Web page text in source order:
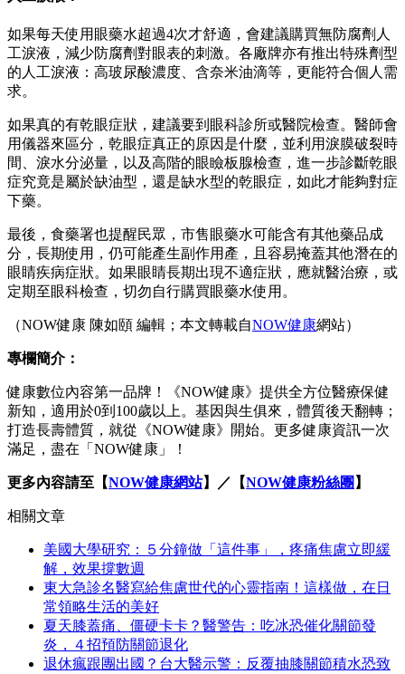
如果每天使用眼藥水超過4次才舒適，會建議購買無防腐劑人
工淚液，減少防腐劑對眼表的刺激。各廠牌亦有推出特殊劑型
的人工淚液：高玻尿酸濃度、含奈米油滴等，更能符合個人需
求。
如果真的有乾眼症狀，建議要到眼科診所或醫院檢查。醫師會
用儀器來區分，乾眼症真正的原因是什麼，並利用淚膜破裂時
間、淚水分泌量，以及高階的眼瞼板腺檢查，進一步診斷乾眼
症究竟是屬於缺油型，還是缺水型的乾眼症，如此才能夠對症
下藥。
最後，食藥署也提醒民眾，市售眼藥水可能含有其他藥品成
分，長期使用，仍可能產生副作用產，且容易掩蓋其他潛在的
眼睛疾病症狀。如果眼睛長期出現不適症狀，應就醫治療，或
定期至眼科檢查，切勿自行購買眼藥水使用。
（NOW健康 陳如頤 編輯；本文轉載自NOW健康網站）
專欄簡介：
健康數位內容第一品牌！《NOW健康》提供全方位醫療保健
新知，適用於0到100歲以上。基因與生俱來，體質後天翻轉；
打造長壽體質，就從《NOW健康》開始。更多健康資訊一次
滿足，盡在「NOW健康」！
更多內容請至【NOW健康網站】／【NOW健康粉絲團 】
相關文章
美國大學研究：５分鐘做「這件事」，疼痛焦慮立即緩
解，效果撐數週
東大急診名醫寫給焦慮世代的心靈指南！這樣做，在日
常領略生活的美好
夏天膝蓋痛、僵硬卡卡？醫警告：吃冰恐催化關節發
炎，４招預防關節退化
退休瘋跟團出國？台大醫示警：反覆抽膝關節積水恐致